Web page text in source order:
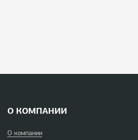
О КОМПАНИИ
О компании